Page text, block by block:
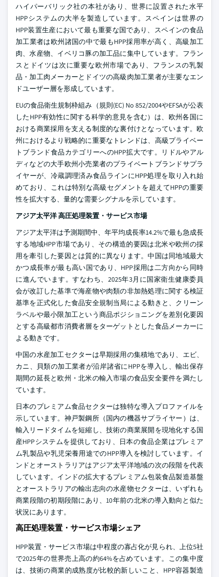
ハイパーバリック社の本社があり、世界に設置された水平
HPPシステムの大半を製造しています。スペインは世界の
HPP装置生産において最も重要な国であり、スペインの食品
加工業者は欧州諸国の中で最もHPP採用率が高く、高級加工
肉、水産物、イベリコ豚の加工品に集中しています。フラン
スとドイツは次に重要な欧州市場であり、フランスの乳製
品・加工肉メーカーとドイツの高級肉加工業者が主要なエン
ドユーザー層を形成しています。
EUの食品衛生規制枠組み（規則(EC) No 852/2004やEFSAが公表
したHPP有効性に関する科学的意見を含む）は、欧州各国に
おける商業採用を支える制度的な裏付けとなっています。欧
州におけるより戦略的に重要なトレンドは、高級プライベー
トブランド食品カテゴリーへのHPP拡大です。リドルやアル
ディなどの大手欧州小売業者のプライベートブランドサプラ
イヤーが、冷蔵調理済み食品ラインにHPP処理を取り入れ始
めており、これは特別な高級セグメントを超えてHPPの重要
性を拡大する、量的な需要シグナルを示しています。
アジア太平洋 高圧処理装置・サービス市場
アジア太平洋は予測期間中、年平均成長率14.2%で最も急成長
する地域HPP市場であり、その構造的要因は北米や欧州の採
用を牽引した要因とは質的に異なります。中国は同地域最大
かつ成長率が最も高い国であり、HPP採用は二方向から同時
に進んでいます。すなわち、2025年3月に国家衛生健康委員
会が改訂した基準で海産物や肉類の非加熱処理に関する検証
基準を正式化した食品安全規制当局による動きと、クリーン
ラベルや最小限加工という商品ポジショニングを差別化要因
とする高級都市消費者層をターゲットとした食品メーカーに
よる動きです。
中国の水産加工セクターは早期採用の集積地であり、エビ、
カニ、貝類の加工業者が沿岸諸省にHPPを導入し、輸出保存
期間の延長と欧州・北米の輸入市場の食品安全要件を満たし
ています。
日本のプレミアム食品セクターは独特な導入プロファイルを
示しています。神戸製鋼所（国内の機器サプライヤー）は、
輸入リードタイムを短縮し、技術の商業展開を現地化する国
産HPPシステムを提供しており、日本の食品企業はプレミア
ム乳製品や乳児栄養用途でのHPP導入を検討しています。イ
ンドとオーストラリアはアジア太平洋地域の次の段階を代表
しています。インドの拡大するプレミアム包装食品製造基盤
とオーストラリアの輸出志向の水産物セクターは、いずれも
商業段階の初期段階にあり、10年前の北米の導入動向と似た
状況にあります。
高圧処理装置・サービス市場シェア
HPP装置・サービス市場は中程度の寡占化が見られ、上位5社
で2025年の世界売上高の約64%を占めています。この集中度
は、技術の商業的成熟度が比較的新しいこと、HPP容器製造